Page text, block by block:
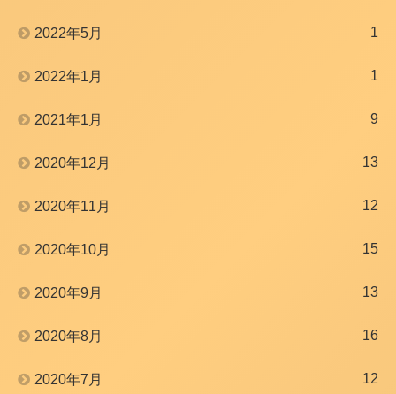
2022年5月 1
2022年1月 1
2021年1月 9
2020年12月 13
2020年11月 12
2020年10月 15
2020年9月 13
2020年8月 16
2020年7月 12